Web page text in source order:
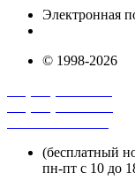
Электронная
© 1998-2026
(бесплатный
пн-пт с 10 до